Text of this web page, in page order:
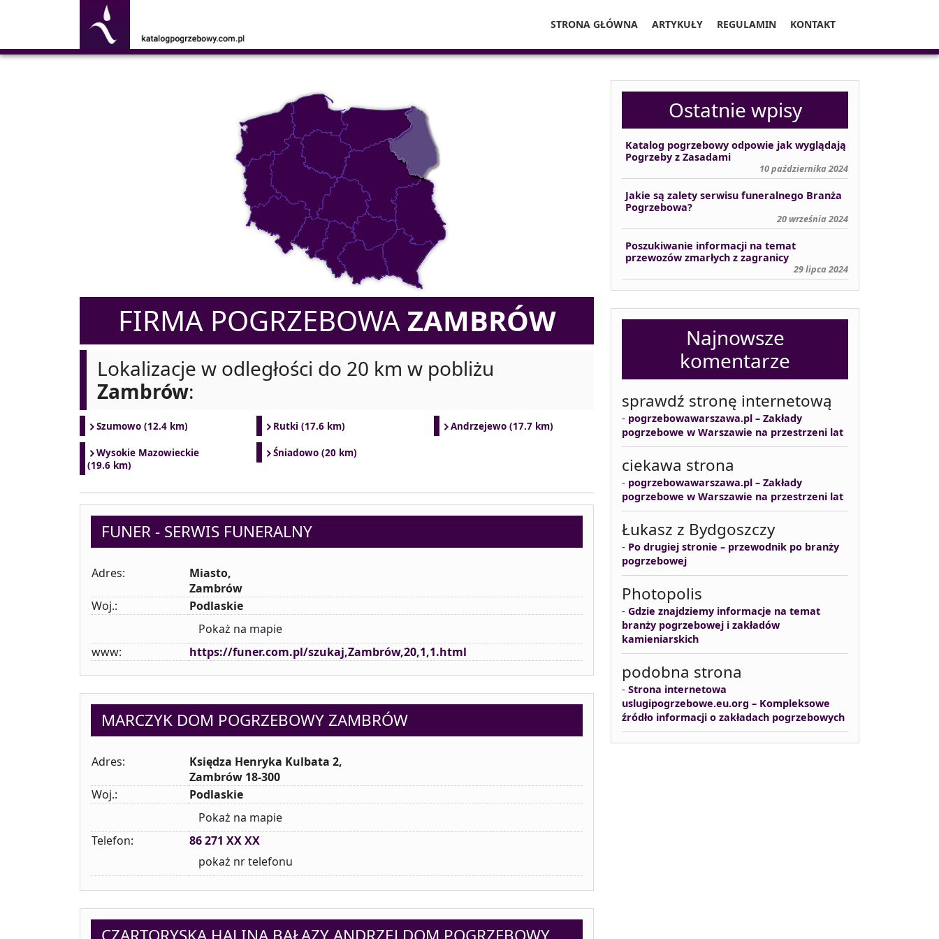
STRONA GŁÓWNA ARTYKUŁY REGULAMIN KONTAKT
FIRMA POGRZEBOWA ZAMBRÓW
Lokalizacje w odległości do 20 km w pobliżu
Zambrów:
Szumowo (12.4 km) Rutki (17.6 km) Andrzejewo (17.7 km)
Wysokie Mazowieckie
(19.6 km)
Śniadowo (20 km)
FUNER - SERWIS FUNERALNY
Adres:
Miasto,
Zambrów
Woj.:
Podlaskie
Pokaż na mapie
www:
https://funer.com.pl/szukaj,Zambrów,20,1,1.html
MARCZYK DOM POGRZEBOWY ZAMBRÓW
Adres:
Księdza Henryka Kulbata 2,
Zambrów 18-300
Woj.:
Podlaskie
Pokaż na mapie
Telefon:
86 271 XX XX
pokaż nr telefonu
Ostatnie wpisy
Katalog pogrzebowy odpowie jak wyglądają
Pogrzeby z Zasadami
10 października 2024
Jakie są zalety serwisu funeralnego Branża
Pogrzebowa?
20 września 2024
Poszukiwanie informacji na temat
przewozów zmarłych z zagranicy
29 lipca 2024
Najnowsze
komentarze
sprawdź stronę internetową
- pogrzebowawarszawa.pl – Zakłady
pogrzebowe w Warszawie na przestrzeni lat
ciekawa strona
- pogrzebowawarszawa.pl – Zakłady
pogrzebowe w Warszawie na przestrzeni lat
Łukasz z Bydgoszczy
- Po drugiej stronie – przewodnik po branży
pogrzebowej
Photopolis
- Gdzie znajdziemy informacje na temat
branży pogrzebowej i zakładów
kamieniarskich
podobna strona
- Strona internetowa
uslugipogrzebowe.eu.org – Kompleksowe
źródło informacji o zakładach pogrzebowych